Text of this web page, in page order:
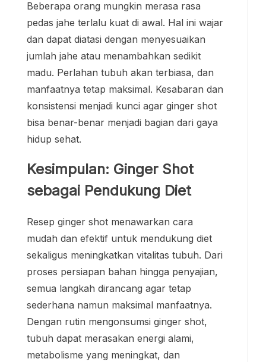
Beberapa orang mungkin merasa rasa
pedas jahe terlalu kuat di awal. Hal ini wajar
dan dapat diatasi dengan menyesuaikan
jumlah jahe atau menambahkan sedikit
madu. Perlahan tubuh akan terbiasa, dan
manfaatnya tetap maksimal. Kesabaran dan
konsistensi menjadi kunci agar ginger shot
bisa benar-benar menjadi bagian dari gaya
hidup sehat.
Kesimpulan: Ginger Shot
sebagai Pendukung Diet
Resep ginger shot menawarkan cara
mudah dan efektif untuk mendukung diet
sekaligus meningkatkan vitalitas tubuh. Dari
proses persiapan bahan hingga penyajian,
semua langkah dirancang agar tetap
sederhana namun maksimal manfaatnya.
Dengan rutin mengonsumsi ginger shot,
tubuh dapat merasakan energi alami,
metabolisme yang meningkat, dan